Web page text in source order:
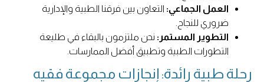
العمل الجماعي: التعاون بين فرقنا الطبية والإدارية
ضروري للنجاح.
التطوير المستمر: نحن ملتزمون بالبقاء في طليعة
التطورات الطبية وتطبيق أفضل الممارسات.
رحلة طبية رائدة: إنجازات مجموعة فقيه